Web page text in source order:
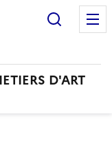
D'ART